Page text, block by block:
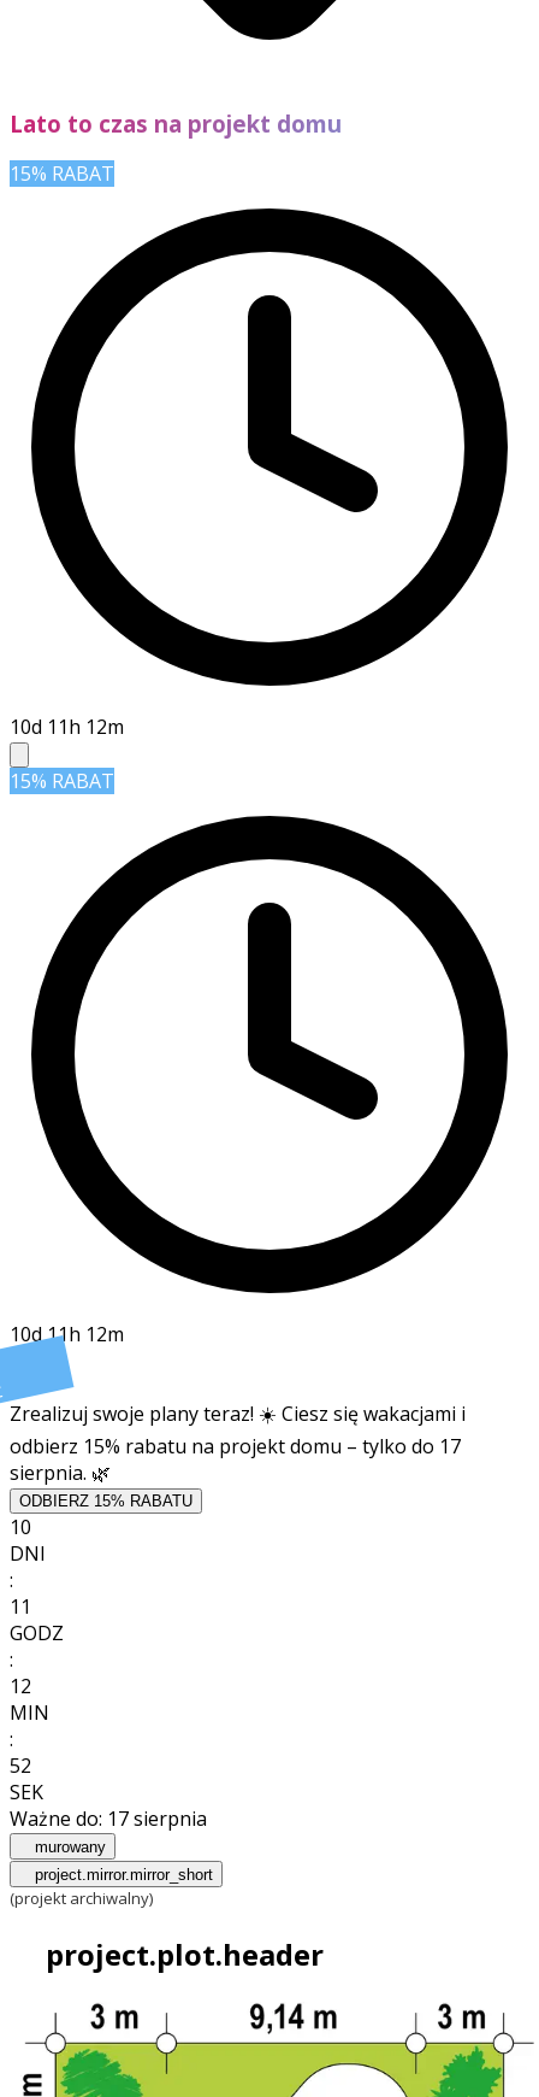
Lato to czas na projekt domu
15% RABAT
10d 11h 12m
15% RABAT
10d 11h 12m
Zrealizuj swoje plany teraz! ☀️ Ciesz się wakacjami i
odbierz 15% rabatu na projekt domu – tylko do 17
sierpnia. 🌿
ODBIERZ 15% RABATU
10
DNI
:
11
GODZ
:
12
MIN
:
51
SEK
Ważne do: 17 sierpnia
murowany
project.mirror.mirror_short
(projekt archiwalny)
project.plot.header